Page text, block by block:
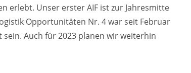
erlebt. Unser erster AIF ist zur Jahresmitte
Opportunitäten Nr. 4 war seit Februar
Auch für 2023 planen wir weiterhin